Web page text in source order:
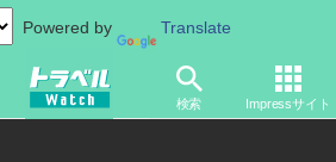
Powered by Translate
検索 Impressサイト
国内旅行 近畿